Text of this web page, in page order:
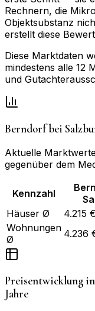
Rechnern, die
Objektsubstanz
erstellt diese
Diese Marktdaten
mindestens alle 12
und
Berndorf bei
Aktuelle
gegenüber dem
Kennzahl
Häuser Ø
4.215
Wohnungen
Ø
4.236
Preisentwicklung in
Jahre